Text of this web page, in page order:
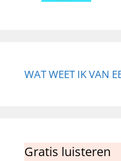
WAT WEET IK VAN
Gratis luisteren